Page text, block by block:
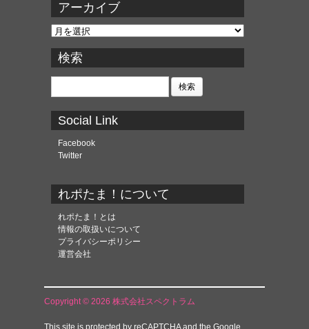
アーカイブ
ア
カ
イ
ブ
検索
検
Social Link
Facebook
Twitter
れポたま！について
れポたま！とは
情報の取扱いについて
プライバシーポリシー
運営会社
Copyright © 2026 株式会社スペクトラム
This site is protected by reCAPTCHA and the Google